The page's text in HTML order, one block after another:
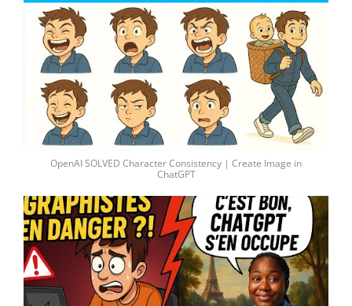
OpenAI SOLVED Character Consistency | Create Image in
ChatGPT